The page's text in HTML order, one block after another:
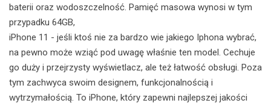
baterii oraz wodoszczelność. Pamięć masowa wynosi w tym
przypadku 64GB,
iPhone 11 - jeśli ktoś nie za bardzo wie jakiego Iphona wybrać,
na pewno może wziąć pod uwagę właśnie ten model. Cechuje
go duży i przejrzysty wyświetlacz, ale też łatwość obsługi. Poza
tym zachwyca swoim designem, funkcjonalnością i
wytrzymałością. To iPhone, który zapewni najlepszej jakości